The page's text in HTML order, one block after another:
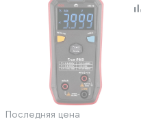
Последняя цена